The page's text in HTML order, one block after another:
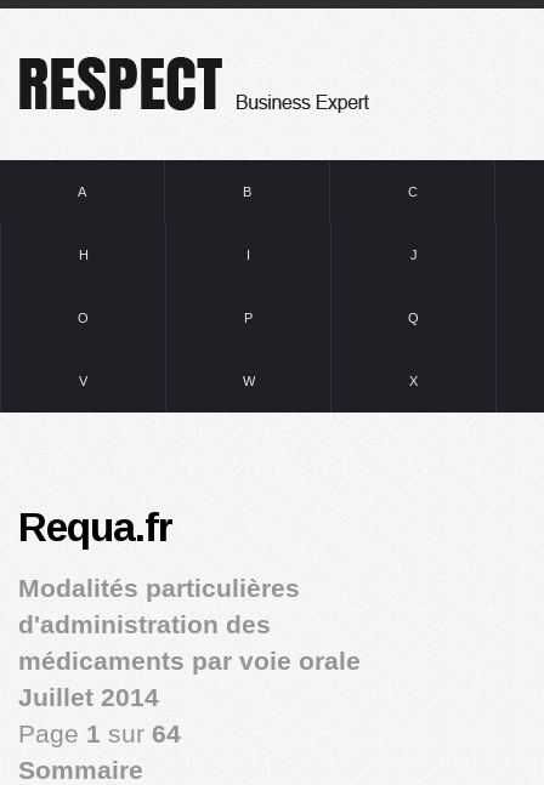
A B C
H I J
O P Q
V W X
Requa.fr
Modalités particulières
d'administration des
médicaments par voie orale
Juillet 2014
Page 1 sur 64
Sommaire